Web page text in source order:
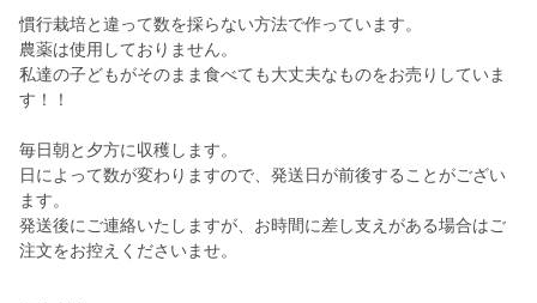
慣行栽培と違って数を採らない方法で作っています。
農薬は使用しておりません。
私達の子どもがそのまま食べても大丈夫なものをお売りしていま
す！！
毎日朝と夕方に収穫します。
日によって数が変わりますので、発送日が前後することがござい
ます。
発送後にご連絡いたしますが、お時間に差し支えがある場合はご
注文をお控えくださいませ。